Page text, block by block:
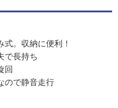
。収納に便利！
で長持ち
回
ので静音走行